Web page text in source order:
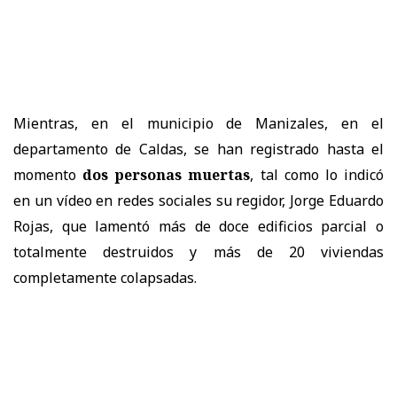
Mientras, en el municipio de Manizales, en el
departamento de Caldas, se han registrado hasta el
momento dos personas muertas, tal como lo indicó
en un vídeo en redes sociales su regidor, Jorge Eduardo
Rojas, que lamentó más de doce edificios parcial o
totalmente destruidos y más de 20 viviendas
completamente colapsadas.